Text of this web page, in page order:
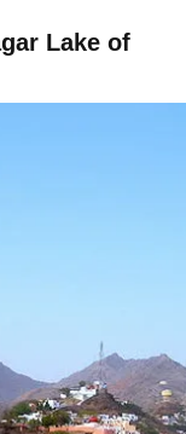
Lake of